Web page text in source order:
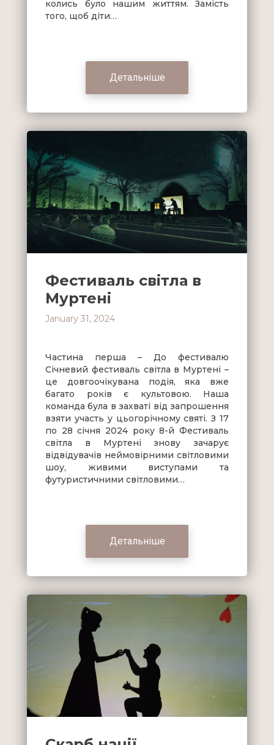
колись було нашим життям. Замість
того, щоб діти…
Детальніше
Фестиваль світла в
Муртені
January 31, 2024
Частина перша – До фестивалю
Січневий фестиваль світла в Муртені –
це довгоочікувана подія, яка вже
багато років є культовою. Наша
команда була в захваті від запрошення
взяти участь у цьогорічному святі. З 17
по 28 січня 2024 року 8-й Фестиваль
світла в Муртені знову зачарує
відвідувачів неймовірними світловими
шоу, живими виступами та
футуристичними світловими…
Детальніше